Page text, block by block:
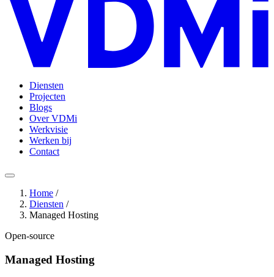
Diensten
Projecten
Blogs
Over VDMi
Werkvisie
Werken bij
Contact
Home /
Diensten /
Managed Hosting
Open-source
Managed Hosting